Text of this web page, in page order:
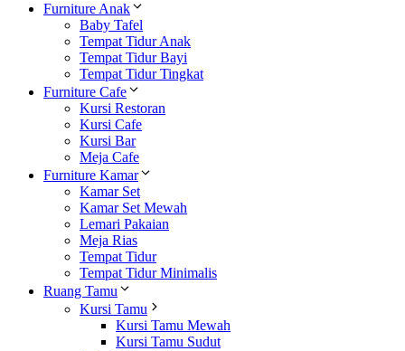
Furniture Anak
Baby Tafel
Tempat Tidur Anak
Tempat Tidur Bayi
Tempat Tidur Tingkat
Furniture Cafe
Kursi Restoran
Kursi Cafe
Kursi Bar
Meja Cafe
Furniture Kamar
Kamar Set
Kamar Set Mewah
Lemari Pakaian
Meja Rias
Tempat Tidur
Tempat Tidur Minimalis
Ruang Tamu
Kursi Tamu
Kursi Tamu Mewah
Kursi Tamu Sudut